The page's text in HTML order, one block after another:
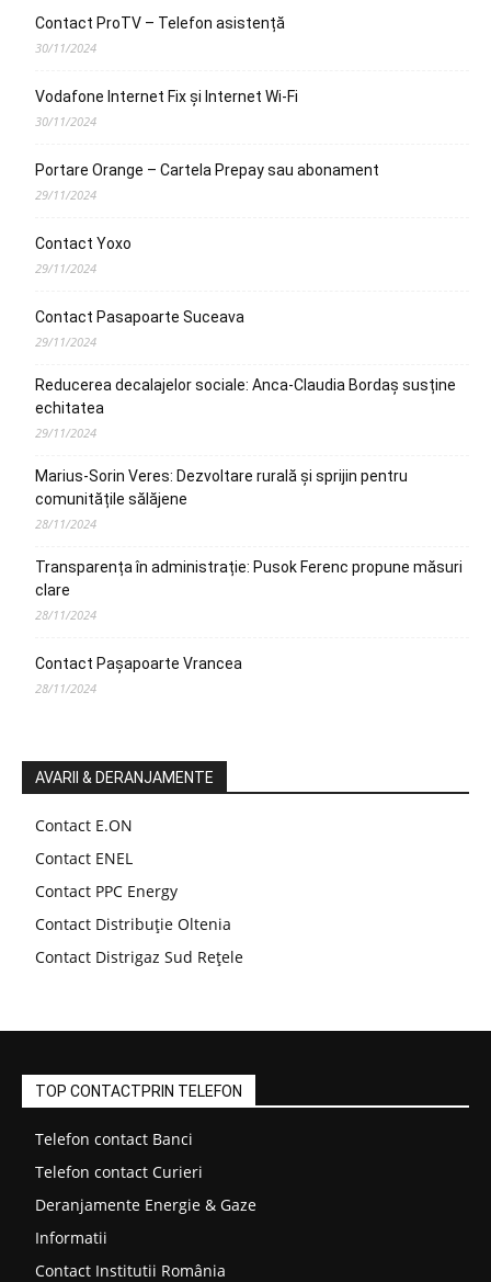
Contact ProTV – Telefon asistență
30/11/2024
Vodafone Internet Fix și Internet Wi-Fi
30/11/2024
Portare Orange – Cartela Prepay sau abonament
29/11/2024
Contact Yoxo
29/11/2024
Contact Pasapoarte Suceava
29/11/2024
Reducerea decalajelor sociale: Anca-Claudia Bordaș susține
echitatea
29/11/2024
Marius-Sorin Veres: Dezvoltare rurală și sprijin pentru
comunitățile sălăjene
28/11/2024
Transparența în administrație: Pusok Ferenc propune măsuri
clare
28/11/2024
Contact Pașapoarte Vrancea
28/11/2024
AVARII & DERANJAMENTE
Contact E.ON
Contact ENEL
Contact PPC Energy
Contact Distribuție Oltenia
Contact Distrigaz Sud Rețele
TOP CONTACTPRIN TELEFON
Telefon contact Banci
Telefon contact Curieri
Deranjamente Energie & Gaze
Informatii
Contact Institutii România